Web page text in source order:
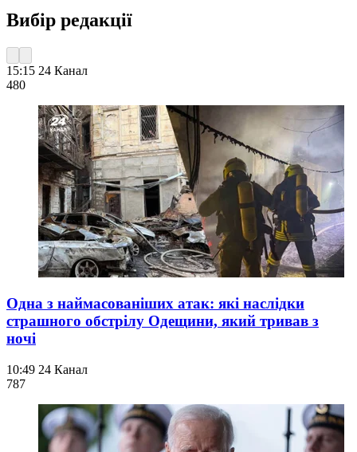
Вибір редакції
15:15 24 Канал
480
Одна з наймасованіших атак: які наслідки
страшного обстрілу Одещини, який тривав з
ночі
10:49 24 Канал
787